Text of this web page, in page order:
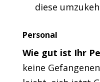
diese
Personal
Wie gut ist Ihr
keine